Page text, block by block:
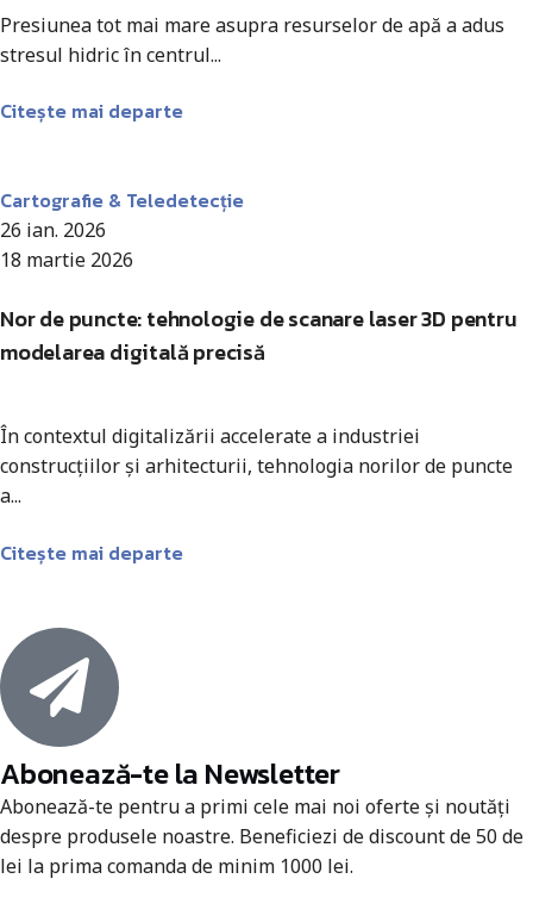
Presiunea tot mai mare asupra resurselor de apă a adus
stresul hidric în centrul...
Citește mai departe
Cartografie & Teledetecție
26 ian. 2026
18 martie 2026
Nor de puncte: tehnologie de scanare laser 3D pentru
modelarea digitală precisă
În contextul digitalizării accelerate a industriei
construcțiilor și arhitecturii, tehnologia norilor de puncte
a...
Citește mai departe
Abonează-te la Newsletter
Abonează-te pentru a primi cele mai noi oferte și noutăți
despre produsele noastre. Beneficiezi de discount de 50 de
lei la prima comanda de minim 1000 lei.